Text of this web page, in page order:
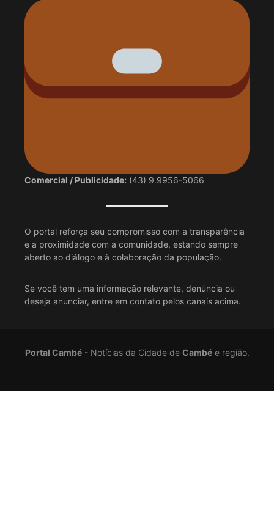
Comercial / Publicidade: (43) 9.9956-5066
O portal reforça seu compromisso com a transparência
e a proximidade com a comunidade, estando sempre
aberto ao diálogo e à colaboração da população.
Se você tem uma informação relevante, denúncia ou
deseja anunciar, entre em contato pelos canais acima.
Portal Cambé- Notícias da Cidade de Cambée região.